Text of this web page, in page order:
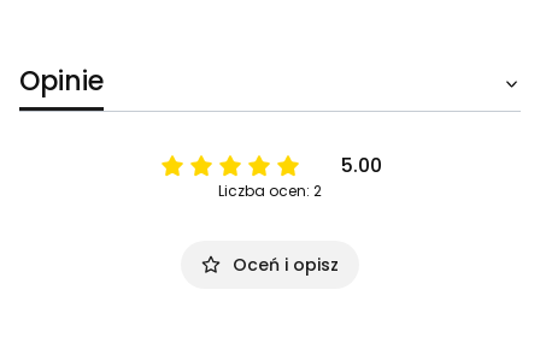
Opinie
5.00
Liczba ocen: 2
Oceń i opisz